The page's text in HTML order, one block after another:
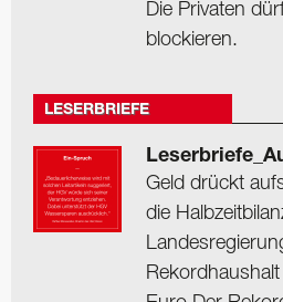
Die Privaten
blockieren.
LESERBRIEFE
Geld drückt
die